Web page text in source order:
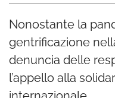
Nonostante la
gentrificazione
denuncia delle
l’appello alla